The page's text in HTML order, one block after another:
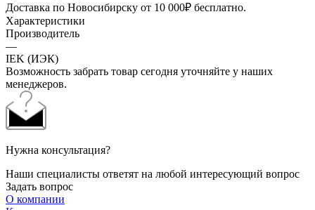
Доставка по Новосибирску от 10 000₽ бесплатно.
Характеристики
Производитель
—
IEK (ИЭК)
Возможность забрать товар сегодня уточняйте у наших
менеджеров.
Нужна консультация?
Наши специалисты ответят на любой интересующий вопрос
Задать вопрос
О компании